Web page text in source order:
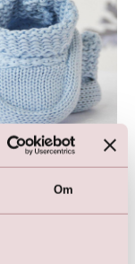
Om
babytossor